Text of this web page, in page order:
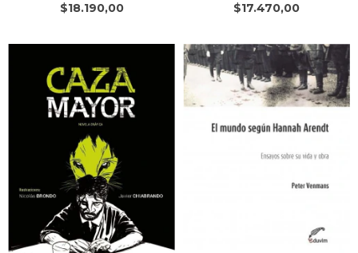
$18.190,00 $17.470,00